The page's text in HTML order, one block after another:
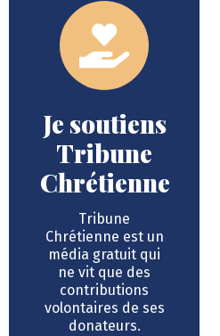
Je soutiens
Tribune
Chrétienne
Tribune
Chrétienne est un
média gratuit qui
ne vit que des
contributions
volontaires de ses
donateurs.